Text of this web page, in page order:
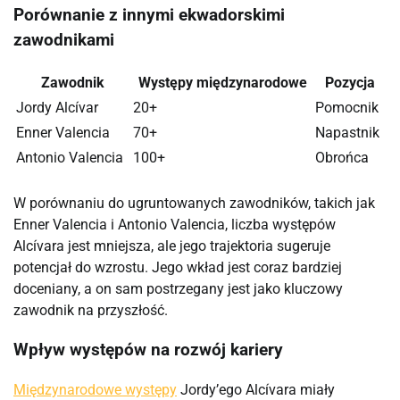
Porównanie z innymi ekwadorskimi
zawodnikami
Zawodnik Występy międzynarodowe
Pozycja
Jordy Alcívar
20+
Pomocnik
Enner Valencia
70+
Napastnik
Antonio Valencia
100+ Obrońca
W porównaniu do ugruntowanych zawodników, takich jak
Enner Valencia i Antonio Valencia, liczba występów
Alcívara jest mniejsza, ale jego trajektoria sugeruje
potencjał do wzrostu. Jego wkład jest coraz bardziej
doceniany, a on sam postrzegany jest jako kluczowy
zawodnik na przyszłość.
Wpływ występów na rozwój kariery
Międzynarodowe występy Jordy’ego Alcívara miały